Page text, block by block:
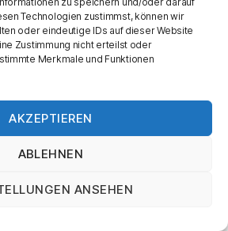
Technologien zustimmst, können wir
oder eindeutige IDs auf dieser Website
Zustimmung nicht erteilst oder
Merkmale und Funktionen
AKZEPTIEREN
ABLEHNEN
ANSEHEN
Kolloquien,
und kulturellen
zwei Jahre vergibt sie den
für literarische Publizistik.
der Kurt Tucholsky-Gesellschaft
Oktober 2018 in Leipzig unter
darf man alles« statt. Das
auch die Möglichkeit,